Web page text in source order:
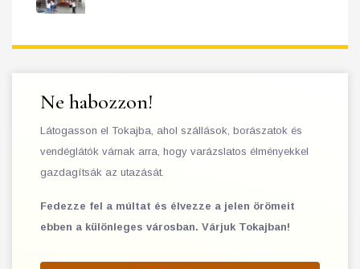
Ne habozzon!
Látogasson el Tokajba, ahol szállások, borászatok és
vendéglátók várnak arra, hogy varázslatos élményekkel
gazdagítsák az utazását.
Fedezze fel a múltat és élvezze a jelen örömeit
ebben a különleges városban. Várjuk Tokajban!